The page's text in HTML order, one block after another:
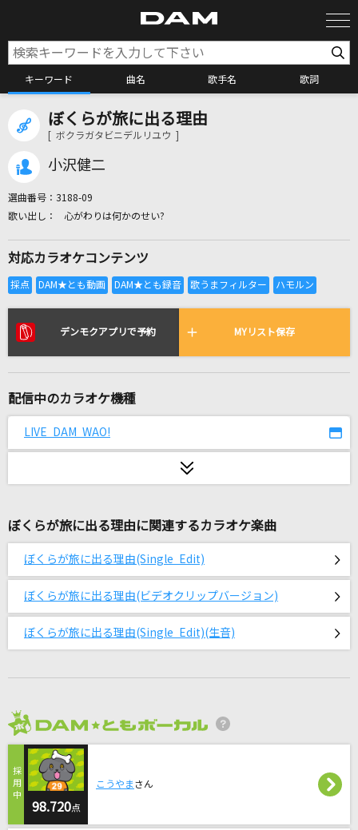
キーワード 曲名 歌手名 歌詞
カラオケ検索
全国りれき
リアルタイムで歌われている曲の一覧
[生音]メロディー
[生音]狂乱 Hey Kids!!
SOUL LOVE
GLAY
PRODUCE 101 JAPAN 新世界
らしさ
SUPER BEAVER
SAKE OF LOVE
[ALKALOID & Crazy:B]天城一彩(CV.梶原岳人)、白鳥藍良(CV.天崎滉平)、
ぼくらが旅に出る理由
[ ボクラガタビニデルリユウ ]
小沢健二
選曲番号： 3188-09
心がわりは何かのせい?
対応カラオケコンテンツ
デンモクアプリで予約 MYリスト保存
配信中のカラオケ機種
LIVE DAM WAO!
ぼくらが旅に出る理由に関連するカラオケ楽曲
ぼくらが旅に出る理由(Single Edit)
ぼくらが旅に出る理由(ビデオクリップバージョン)
ぼくらが旅に出る理由(Single Edit)(生音)
98.720点
こうやまさん